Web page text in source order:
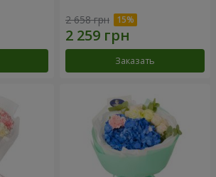
2 658 грн
Заказать